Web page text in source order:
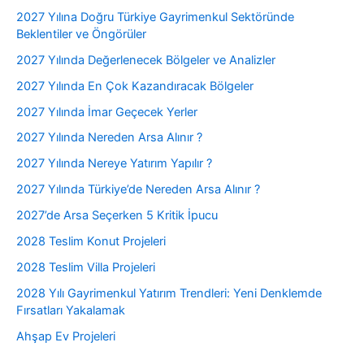
2027 Yılına Doğru Türkiye Gayrimenkul Sektöründe
Beklentiler ve Öngörüler
2027 Yılında Değerlenecek Bölgeler ve Analizler
2027 Yılında En Çok Kazandıracak Bölgeler
2027 Yılında İmar Geçecek Yerler
2027 Yılında Nereden Arsa Alınır ?
2027 Yılında Nereye Yatırım Yapılır ?
2027 Yılında Türkiye’de Nereden Arsa Alınır ?
2027’de Arsa Seçerken 5 Kritik İpucu
2028 Teslim Konut Projeleri
2028 Teslim Villa Projeleri
2028 Yılı Gayrimenkul Yatırım Trendleri: Yeni Denklemde
Fırsatları Yakalamak
Ahşap Ev Projeleri